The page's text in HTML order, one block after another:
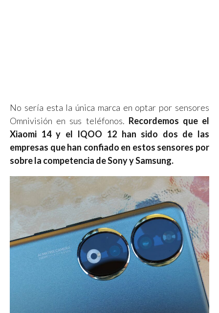
No sería esta la única marca en optar por sensores
Omnivisión en sus teléfonos. Recordemos que el
Xiaomi 14 y el IQOO 12 han sido dos de las
empresas que han confiado en estos sensores por
sobre la competencia de Sony y Samsung.